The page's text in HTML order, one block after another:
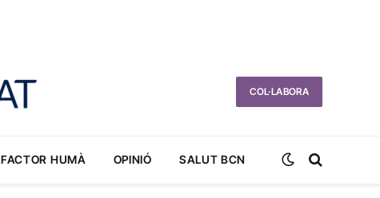
COL·LABORA
FACTOR HUMÀ OPINIÓ SALUT BCN